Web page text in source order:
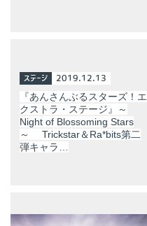
ステージ 2019.12.13
『あんさんぶるスターズ！エ
クストラ・ステージ』～
Night of Blossoming Stars
～ Trickstar＆Ra*bits第二
弾キャラ…